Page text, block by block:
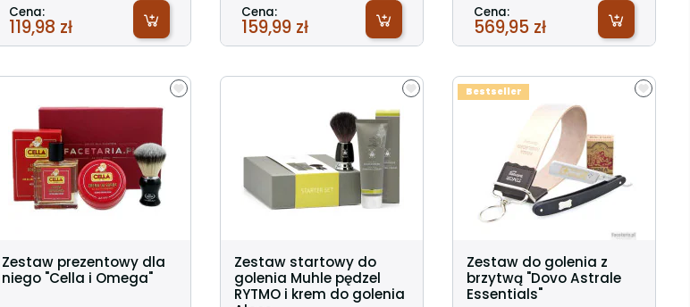
Cena:
119,98 zł
Cena:
159,99 zł
Cena:
569,95 zł
Zestaw prezentowy dla
niego "Cella i Omega"
Zestaw startowy do
golenia Muhle pędzel
RYTMO i krem do golenia
Zestaw do golenia z
brzytwą "Dovo Astrale
Essentials"
Bestseller